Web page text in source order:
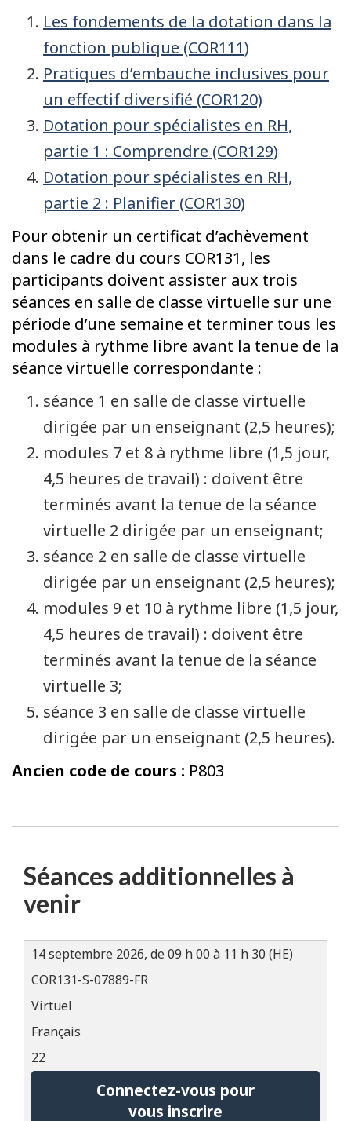
Les fondements de la dotation dans la
fonction publique (COR111)
Pratiques d’embauche inclusives pour
un effectif diversifié (COR120)
Dotation pour spécialistes en RH,
partie 1 : Comprendre (COR129)
Dotation pour spécialistes en RH,
partie 2 : Planifier (COR130)
Pour obtenir un certificat d’achèvement
dans le cadre du cours COR131, les
participants doivent assister aux trois
séances en salle de classe virtuelle sur une
période d’une semaine et terminer tous les
modules à rythme libre avant la tenue de la
séance virtuelle correspondante :
séance 1 en salle de classe virtuelle
dirigée par un enseignant (2,5 heures);
modules 7 et 8 à rythme libre (1,5 jour,
4,5 heures de travail) : doivent être
terminés avant la tenue de la séance
virtuelle 2 dirigée par un enseignant;
séance 2 en salle de classe virtuelle
dirigée par un enseignant (2,5 heures);
modules 9 et 10 à rythme libre (1,5 jour,
4,5 heures de travail) : doivent être
terminés avant la tenue de la séance
virtuelle 3;
séance 3 en salle de classe virtuelle
dirigée par un enseignant (2,5 heures).
Ancien code de cours : P803
Séances additionnelles à
venir
14 septembre 2026, de 09 h 00 à 11 h 30 (HE)
COR131-S-07889-FR
Virtuel
Français
22
Connectez-vous pour
vous inscrire